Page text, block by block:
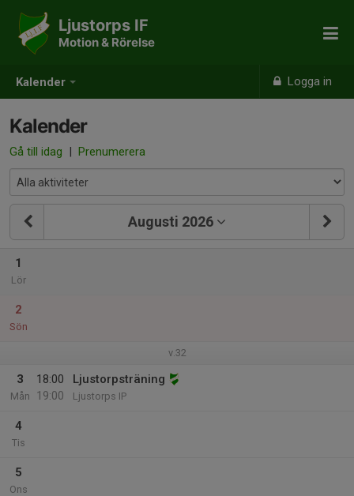
Kalender Logga in
Ljustorps IF
Motion & Rörelse
Kalender
Gå till idag | Prenumerera
Augusti 2026
1
Lör
2
Sön
v.32
3
Mån
18:00
19:00
Ljustorpsträning
Ljustorps IP
4
Tis
5
Ons